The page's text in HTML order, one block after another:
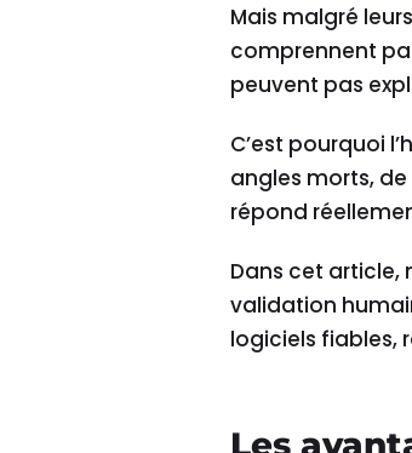
Mais malgré
comprennent
peuvent pas
C’est pourquoi
angles morts,
répond
Dans cet
validation
logiciels fiables,
Les